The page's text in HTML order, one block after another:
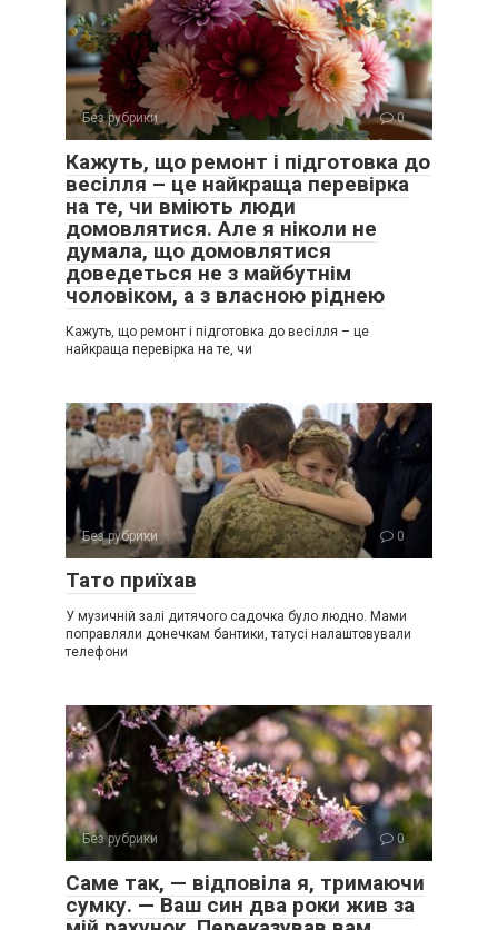
Без рубрики 0
Кажуть, що ремонт і підготовка до
весілля – це найкраща перевірка
на те, чи вміють люди
домовлятися. Але я ніколи не
думала, що домовлятися
доведеться не з майбутнім
чоловіком, а з власною ріднею
Кажуть, що ремонт і підготовка до весілля – це
найкраща перевірка на те, чи
Без рубрики 0
Тато приїхав
У музичній залі дитячого садочка було людно. Мами
поправляли донечкам бантики, татусі налаштовували
телефони
Без рубрики 0
Саме так, — відповіла я, тримаючи
сумку. — Ваш син два роки жив за